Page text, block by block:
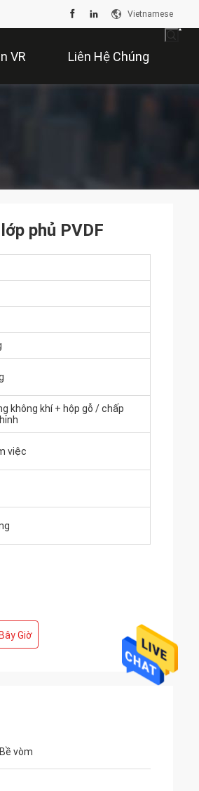
Vietnamese
VR Liên Hệ Chúng
phủ PVDF
không khí + hộp gỗ / chấp
việc
Giờ
vòm